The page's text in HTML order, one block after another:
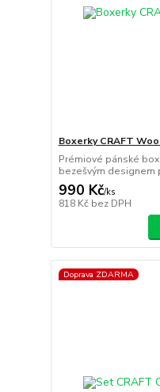
Boxerky CRAFT
Prémiové pánské
bezešvým designem
990 Kč/ks
818 Kč bez DPH
Doprava ZDARMA